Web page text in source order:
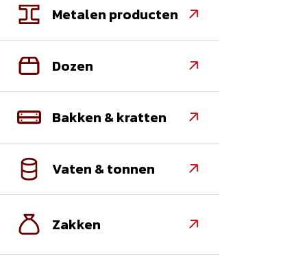
Metalen producten 
Dozen 
Bakken & kratten 
Vaten & tonnen 
Zakken 